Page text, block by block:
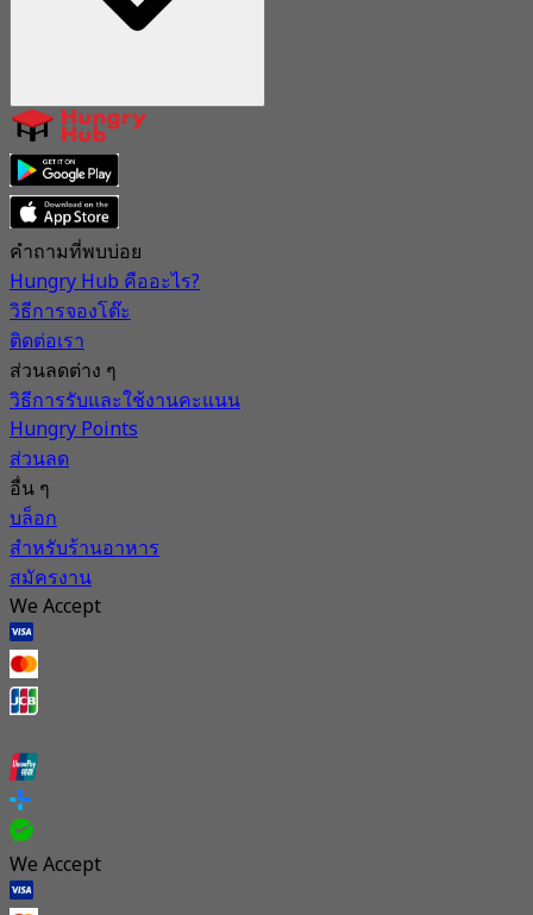
คำถามที่พบบ่อย
Hungry Hub คืออะไร?
วิธีการจองโต๊ะ
ติดต่อเรา
ส่วนลดต่าง ๆ
วิธีการรับและใช้งานคะแนน
Hungry Points
ส่วนลด
อื่น ๆ
บล็อก
สำหรับร้านอาหาร
สมัครงาน
We Accept
We Accept